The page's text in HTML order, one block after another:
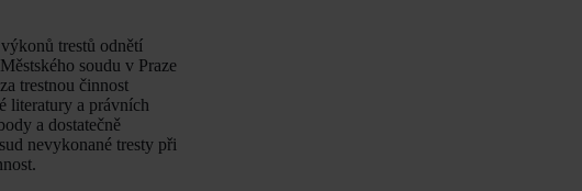
trestů odnětí
soudu v Praze
trestnou činnost
literatury a právních
a dostatečně
nevykonané tresty při